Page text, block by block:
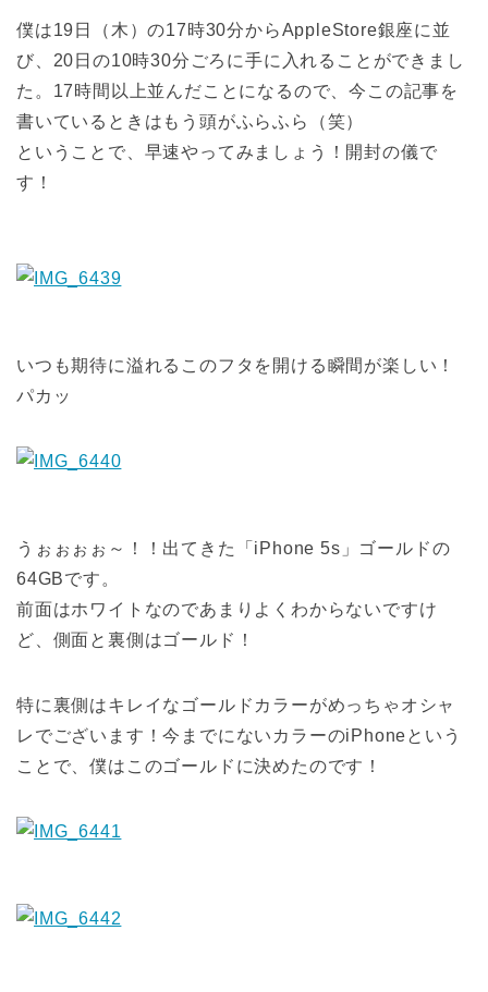
僕は19日（木）の17時30分からAppleStore銀座に並
び、20日の10時30分ごろに手に入れることができまし
た。17時間以上並んだことになるので、今この記事を
書いているときはもう頭がふらふら（笑）
ということで、早速やってみましょう！開封の儀で
す！
いつも期待に溢れるこのフタを開ける瞬間が楽しい！
パカッ
うぉぉぉぉ～！！出てきた「iPhone 5s」ゴールドの
64GBです。
前面はホワイトなのであまりよくわからないですけ
ど、側面と裏側はゴールド！
特に裏側はキレイなゴールドカラーがめっちゃオシャ
レでございます！今までにないカラーのiPhoneという
ことで、僕はこのゴールドに決めたのです！